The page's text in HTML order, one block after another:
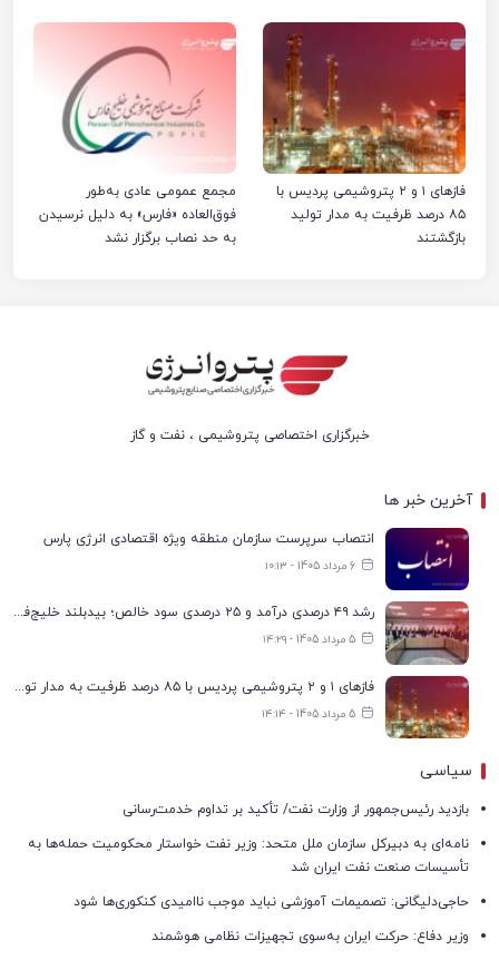
فازهای ۱ و ۲ پتروشیمی پردیس با
۸۵ درصد ظرفیت به مدار تولید
بازگشتند
مجمع عمومی عادی به‌طور
فوق‌العاده «فارس» به دلیل نرسیدن
به حد نصاب برگزار نشد
خبرگزاری اختصاصی پتروشیمی ، نفت و گاز
آخرین خبر ها
انتصاب سرپرست سازمان منطقه ویژه اقتصادی انرژی پارس
6 مرداد 1405 - ۱۰:۱۳
رشد ۴۹ درصدی درآمد و ۲۵ درصدی سود خالص؛ بیدبلند خلیج‌فارس سال ۱۴۰۴ را با رکوردهای جدید به پایان رساند
5 مرداد 1405 - ۱۴:۲۹
فازهای ۱ و ۲ پتروشیمی پردیس با ۸۵ درصد ظرفیت به مدار تولید بازگشتند
5 مرداد 1405 - ۱۴:۱۴
سیاسی
بازدید رئیس‌جمهور از وزارت نفت/ تأکید بر تداوم خدمت‌رسانی
نامه‌ای به دبیرکل سازمان ملل متحد: وزیر نفت خواستار محکومیت حمله‌ها به
تأسیسات صنعت نفت ایران شد
حاجی‌دلیگانی: تصمیمات آموزشی نباید موجب ناامیدی کنکوری‌ها شود
وزیر دفاع: حرکت ایران به‌سوی تجهیزات نظامی هوشمند